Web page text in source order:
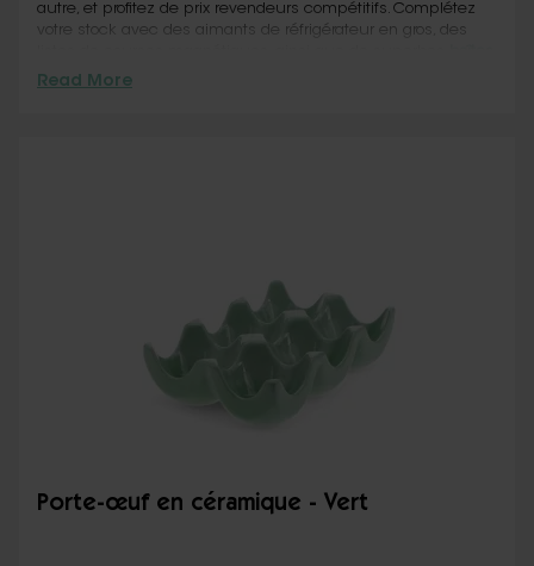
autre, et profitez de prix revendeurs compétitifs. Complétez
votre stock avec des aimants de réfrigérateur en gros, des
à biscuits en gros.
Read More
Porte-œuf en céramique - Vert